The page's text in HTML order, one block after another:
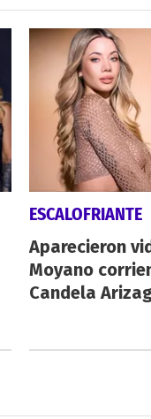
ESCALOFRIANTE
Aparecieron
Moyano
Candela